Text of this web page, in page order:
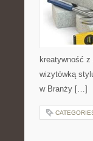
kreatywność
wizytówką
w Branży […]